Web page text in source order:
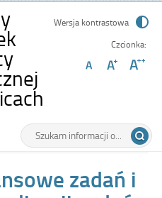
Wsparcie
finansowe
zadań
i
Wersja kontrastowa
Czcionka:
Wyszukiwarka
Tutaj
wpisz
zadań i